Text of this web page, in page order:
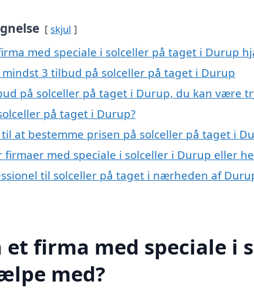
skjul
med speciale i solceller på taget i Durup
3 tilbud på solceller på taget i Durup
på solceller på taget i Durup, du kan være
på taget i Durup?
at bestemme prisen på solceller på taget i
firmaer med speciale i solceller i Durup eller
til solceller på taget i nærheden af
et firma med speciale i
med?